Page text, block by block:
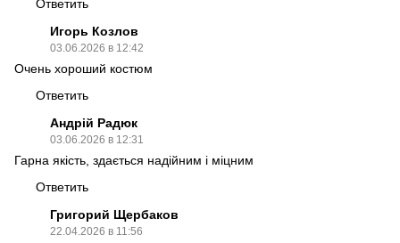
Ответить
Игорь Козлов
03.06.2026 в 12:42
Очень хороший костюм
Ответить
Андрій Радюк
03.06.2026 в 12:31
Гарна якість, здається надійним і міцним
Ответить
Григорий Щербаков
22.04.2026 в 11:56